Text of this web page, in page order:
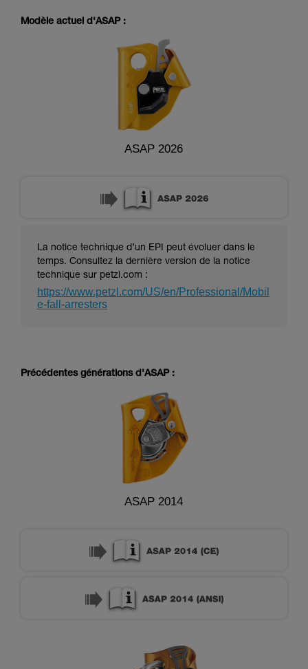
d’informations.
formation et un entraînement spécifique. Validez
avec un professionnel votre capacité à refaire
la manipulation, seul, en toute sécurité, avant
de la reproduire en autonomie.
Nous donnons des exemples de techniques
liées à votre activité. Il peut en exister d’autres
que nous ne décrivons pas ici.
Modèle actuel d'ASAP :
ASAP 2026
La notice technique d’un EPI peut évoluer dans le
temps. Consultez la dernière version de la notice
technique sur petzl.com :
https://www.petzl.com/US/en/Professional/Mobil
e-fall-arresters
Précédentes générations d'ASAP :
ASAP 2014